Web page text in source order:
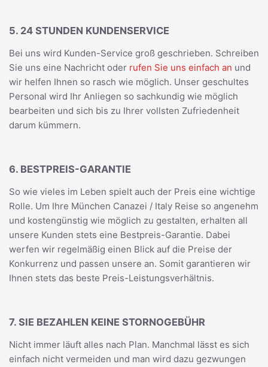
5. 24 STUNDEN KUNDENSERVICE
Bei uns wird Kunden-Service groß geschrieben. Schreiben
Sie uns eine Nachricht oder rufen Sie uns einfach an und
wir helfen Ihnen so rasch wie möglich. Unser geschultes
Personal wird Ihr Anliegen so sachkundig wie möglich
bearbeiten und sich bis zu Ihrer vollsten Zufriedenheit
darum kümmern.
6. BESTPREIS-GARANTIE
So wie vieles im Leben spielt auch der Preis eine wichtige
Rolle. Um Ihre München Canazei / Italy Reise so angenehm
und kostengünstig wie möglich zu gestalten, erhalten all
unsere Kunden stets eine Bestpreis-Garantie. Dabei
werfen wir regelmäßig einen Blick auf die Preise der
Konkurrenz und passen unsere an. Somit garantieren wir
Ihnen stets das beste Preis-Leistungsverhältnis.
7. SIE BEZAHLEN KEINE STORNOGEBÜHR
Nicht immer läuft alles nach Plan. Manchmal lässt es sich
einfach nicht vermeiden und man wird dazu gezwungen